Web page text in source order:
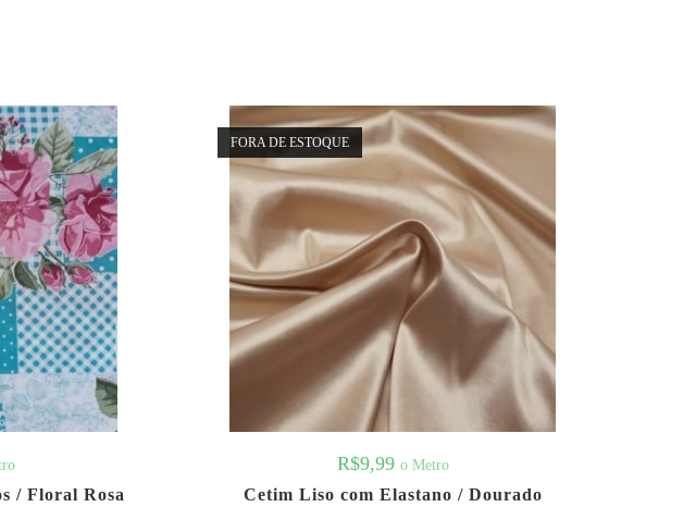
/ Floral Rosa
FORA DE ESTOQUE
R$9,99 o Metro
Cetim Liso com Elastano / Dourado